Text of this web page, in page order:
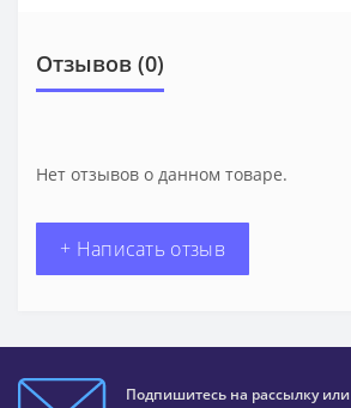
Отзывов (0)
Нет отзывов о данном товаре.
+ Написать отзыв
Подпишитесь на рассылку или